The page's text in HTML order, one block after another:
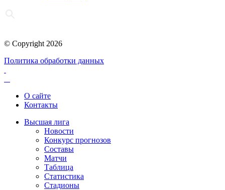
© Copyright 2026
Политика обработки данных
О сайте
Контакты
Высшая лига
Новости
Конкурс прогнозов
Составы
Матчи
Таблица
Статистика
Стадионы